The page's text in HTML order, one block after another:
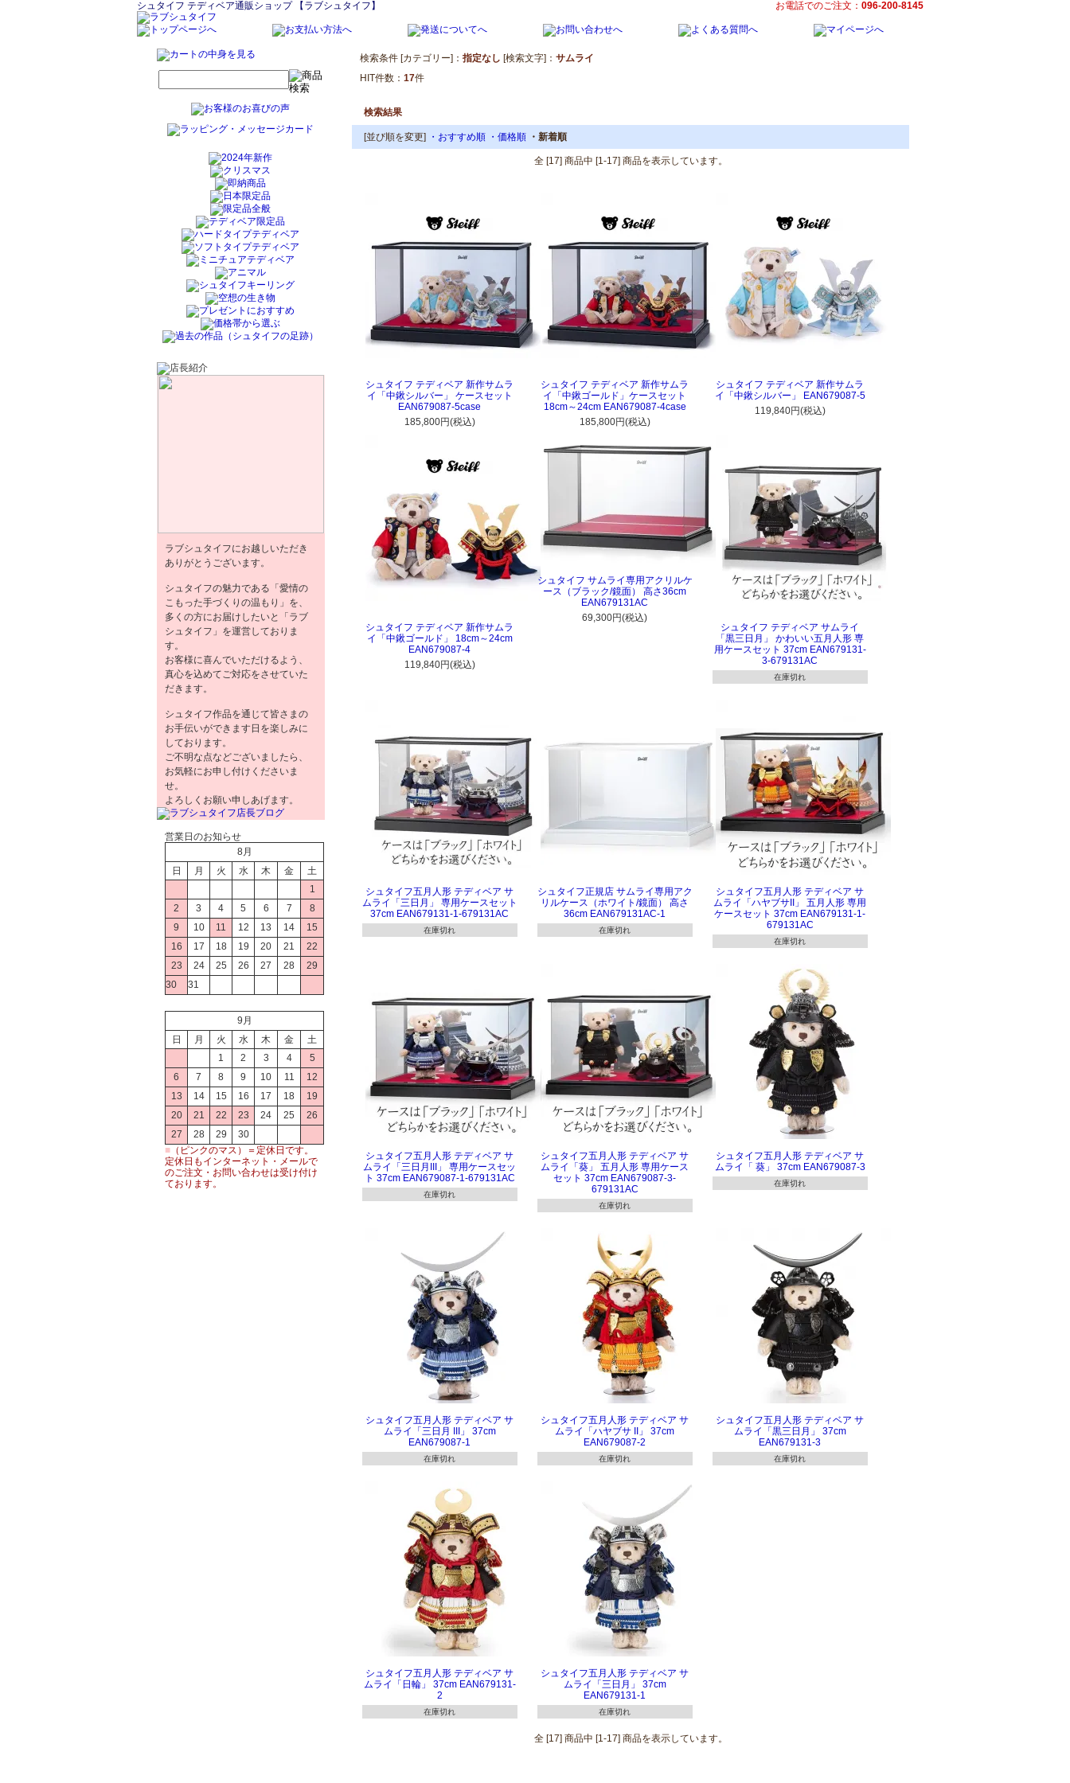
シュタイフ テディベア通販ショップ 【ラブシュタイフ】 お電話でのご注文： 096-200-8145
ラブシュタイフにお越しいただき
ありがとうございます。
シュタイフの魅力である「愛情の
こもった手づくりの温もり」を、
多くの方にお届けしたいと「ラブ
シュタイフ」を運営しておりま
す。
お客様に喜んでいただけるよう、
真心を込めてご対応をさせていた
だきます。
シュタイフ作品を通じて皆さまの
お手伝いができます日を楽しみに
しております。
ご不明な点などございましたら、
お気軽にお申し付けくださいま
せ。
よろしくお願い申しあげます。
営業日のお知らせ
8月
日
月 火 水 木 金
土
1
2
3 4 5 6 7
8
9
10 11 12 13 14
15
16
17 18 19 20 21
22
23
24 25 26 27 28
29
30
31
9月
日
月 火 水 木 金
土
1
2 3 4
5
6
7 8 9 10 11
12
13
14 15 16 17 18
19
20
21 22 23 24 25
26
27
28 29
30
■ （ピンクのマス）＝定休日です。
定休日もインターネット・メールで
のご注文・お問い合わせは受け付け
ております。
検索条件 [カテゴリー]： 指定なし [検索文字]： サムライ
HIT件数： 17件
検索結果
[並び順を変更] ・おすすめ順 ・価格順 ・新着順
全 [17] 商品中 [1-17] 商品を表示しています。
シュタイフ テディベア 新作サムラ
イ「中鍬シルバー」 ケースセット
EAN679087-5case
185,800円(税込)
シュタイフ テディベア 新作サムラ
イ「中鍬ゴールド」ケースセット
18cm～24cm EAN679087-4case
185,800円(税込)
シュタイフ テディベア 新作サムラ
イ「中鍬シルバー」 EAN679087-5
119,840円(税込)
シュタイフ テディベア 新作サムラ
イ「中鍬ゴールド」 18cm～24cm
EAN679087-4
119,840円(税込)
シュタイフ サムライ専用アクリルケ
ース（ブラック/鏡面） 高さ36cm
EAN679131AC
69,300円(税込)
シュタイフ テディベア サムライ
「黒三日月」 かわいい五月人形 専
用ケースセット 37cm EAN679131-
3-679131AC
在庫切れ
シュタイフ五月人形 テディベア サ
ムライ「三日月」 専用ケースセット
37cm EAN679131-1-679131AC
在庫切れ
シュタイフ正規店 サムライ専用アク
リルケース（ホワイト/鏡面） 高さ
36cm EAN679131AC-1
在庫切れ
シュタイフ五月人形 テディベア サ
ムライ「ハヤブサII」 五月人形 専用
ケースセット 37cm EAN679131-1-
679131AC
在庫切れ
シュタイフ五月人形 テディベア サ
ムライ「三日月III」 専用ケースセッ
ト 37cm EAN679087-1-679131AC
在庫切れ
シュタイフ五月人形 テディベア サ
ムライ「葵」 五月人形 専用ケース
セット 37cm EAN679087-3-
679131AC
在庫切れ
シュタイフ五月人形 テディベア サ
ムライ「 葵」 37cm EAN679087-3
在庫切れ
シュタイフ五月人形 テディベア サ
ムライ「三日月 III」 37cm
EAN679087-1
在庫切れ
シュタイフ五月人形 テディベア サ
ムライ「ハヤブサ II」 37cm
EAN679087-2
在庫切れ
シュタイフ五月人形 テディベア サ
ムライ「黒三日月」 37cm
EAN679131-3
在庫切れ
シュタイフ五月人形 テディベア サ
ムライ「日輪」 37cm EAN679131-
2
在庫切れ
シュタイフ五月人形 テディベア サ
ムライ「三日月」 37cm
EAN679131-1
在庫切れ
全 [17] 商品中 [1-17] 商品を表示しています。